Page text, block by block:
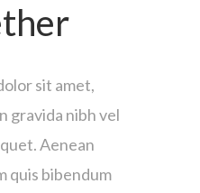
sit amet,
gravida nibh vel
Aenean
quis bibendum